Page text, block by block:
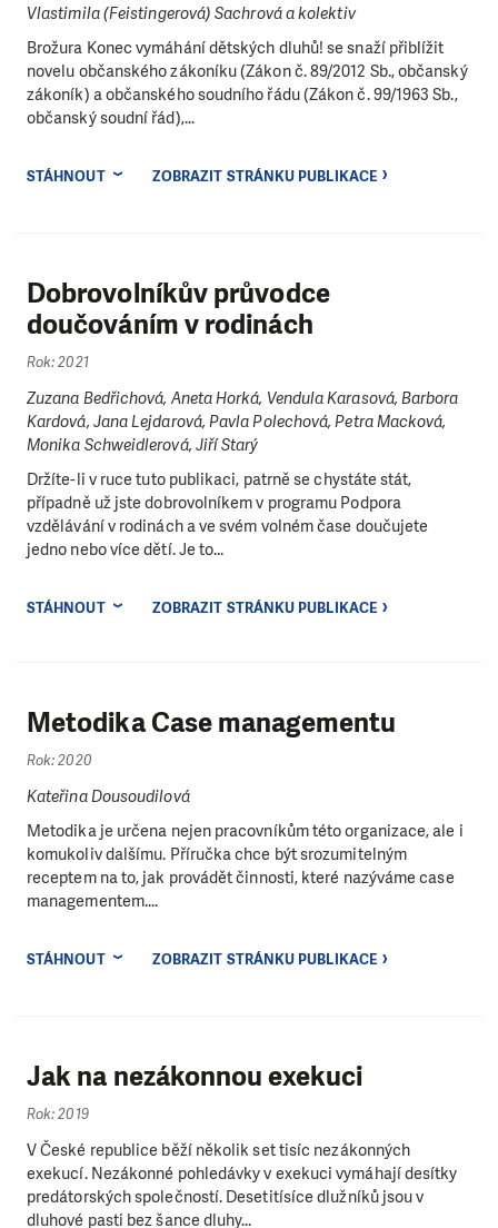
Vlastimila (Feistingerová) Sachrová a kolektiv
Brožura Konec vymáhání dětských dluhů! se snaží přiblížit
novelu občanského zákoníku (Zákon č. 89/2012 Sb., občanský
zákoník) a občanského soudního řádu (Zákon č. 99/1963 Sb.,
občanský soudní řád),...
STÁHNOUT ZOBRAZIT STRÁNKU PUBLIKACE
Dobrovolníkův průvodce
doučováním v rodinách
Rok: 2021
Zuzana Bedřichová, Aneta Horká, Vendula Karasová, Barbora
Kardová, Jana Lejdarová, Pavla Polechová, Petra Macková,
Monika Schweidlerová, Jiří Starý
Držíte-li v ruce tuto publikaci, patrně se chystáte stát,
případně už jste dobrovolníkem v programu Podpora
vzdělávání v rodinách a ve svém volném čase doučujete
jedno nebo více dětí. Je to...
STÁHNOUT ZOBRAZIT STRÁNKU PUBLIKACE
Metodika Case managementu
Rok: 2020
Kateřina Dousoudilová
Metodika je určena nejen pracovníkům této organizace, ale i
komukoliv dalšímu. Příručka chce být srozumitelným
receptem na to, jak provádět činnosti, které nazýváme case
managementem....
STÁHNOUT ZOBRAZIT STRÁNKU PUBLIKACE
Jak na nezákonnou exekuci
Rok: 2019
V České republice běží několik set tisíc nezákonných
exekucí. Nezákonné pohledávky v exekuci vymáhají desítky
predátorských společností. Desetitísíce dlužníků jsou v
dluhové pasti bez šance dluhy...